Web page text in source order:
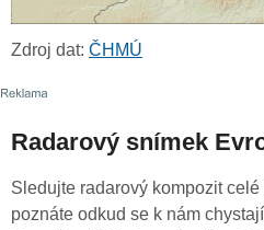
Zdroj dat: ČHMÚ
Radarový snímek
Sledujte radarový kompozit
poznáte odkud se k nám